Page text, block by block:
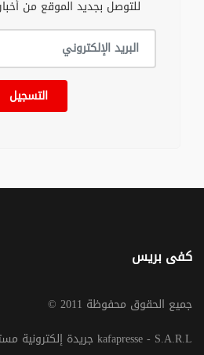
للتوصل بجديد الموقع من
التسجيل
كفى بريس
© جميع الحقوق محفوظة 2011
جريدة إلكترونية مستقلة تصدر عن الشركة kafapresse - S.A.R.L